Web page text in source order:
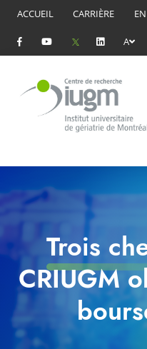
ACCUEIL CARRIÈRE EN
A
Trois
CRIUGM